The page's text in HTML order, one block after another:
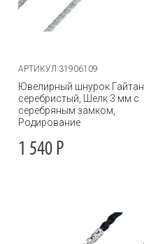
АРТИКУЛ 31906109
Ювелирный шнурок Гайтан
серебристый, Шелк 3 мм с
серебряным замком,
Родирование
1 540 Р